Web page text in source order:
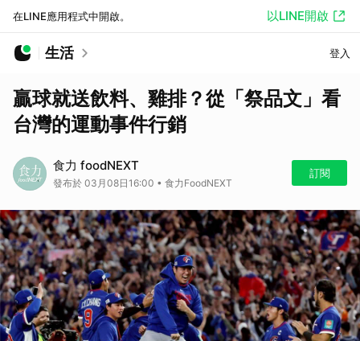
在LINE應用程式中開啟。 以LINE開啟
生活 登入
贏球就送飲料、雞排？從「祭品文」看
台灣的運動事件行銷
食力 foodNEXT
發布於 03月08日16:00 • 食力FoodNEXT
訂閱